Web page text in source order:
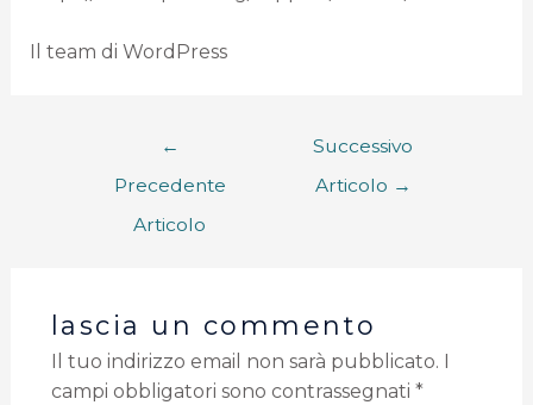
Il team di WordPress
←
Precedente
Articolo
Successivo
Articolo →
lascia un commento
Il tuo indirizzo email non sarà pubblicato.
campi obbligatori sono contrassegnati *